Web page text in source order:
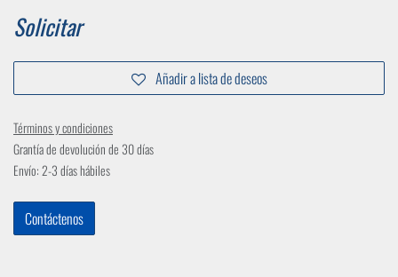
Solicitar
Añadir a lista de deseos
Términos y condiciones
Grantía de devolución de 30 días
Envío: 2-3 días hábiles
Contáctenos